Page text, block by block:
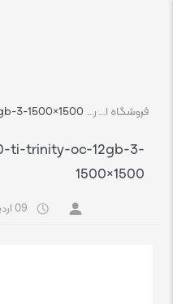
فروشگاه اچ استوک بازار انلاین تجهیزات کامپیوتر استوک رسانه 3-1500×1500
ti-trinity-oc-12gb-3-
1500×1500
09 اردیبهشت 1402